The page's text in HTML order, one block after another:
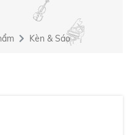
Kèn & Sáo